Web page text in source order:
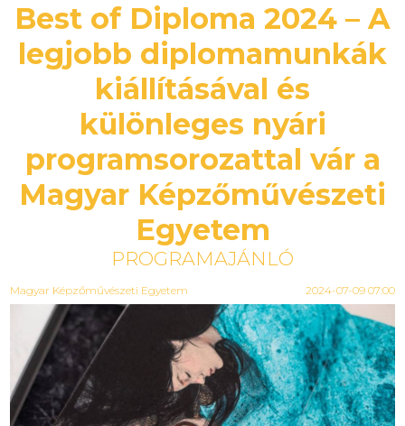
Best of Diploma 2024 – A
legjobb diplomamunkák
kiállításával és
különleges nyári
programsorozattal vár a
Magyar Képzőművészeti
Egyetem
PROGRAMAJÁNLÓ
Magyar Képzőművészeti Egyetem 2024-07-09 07:00